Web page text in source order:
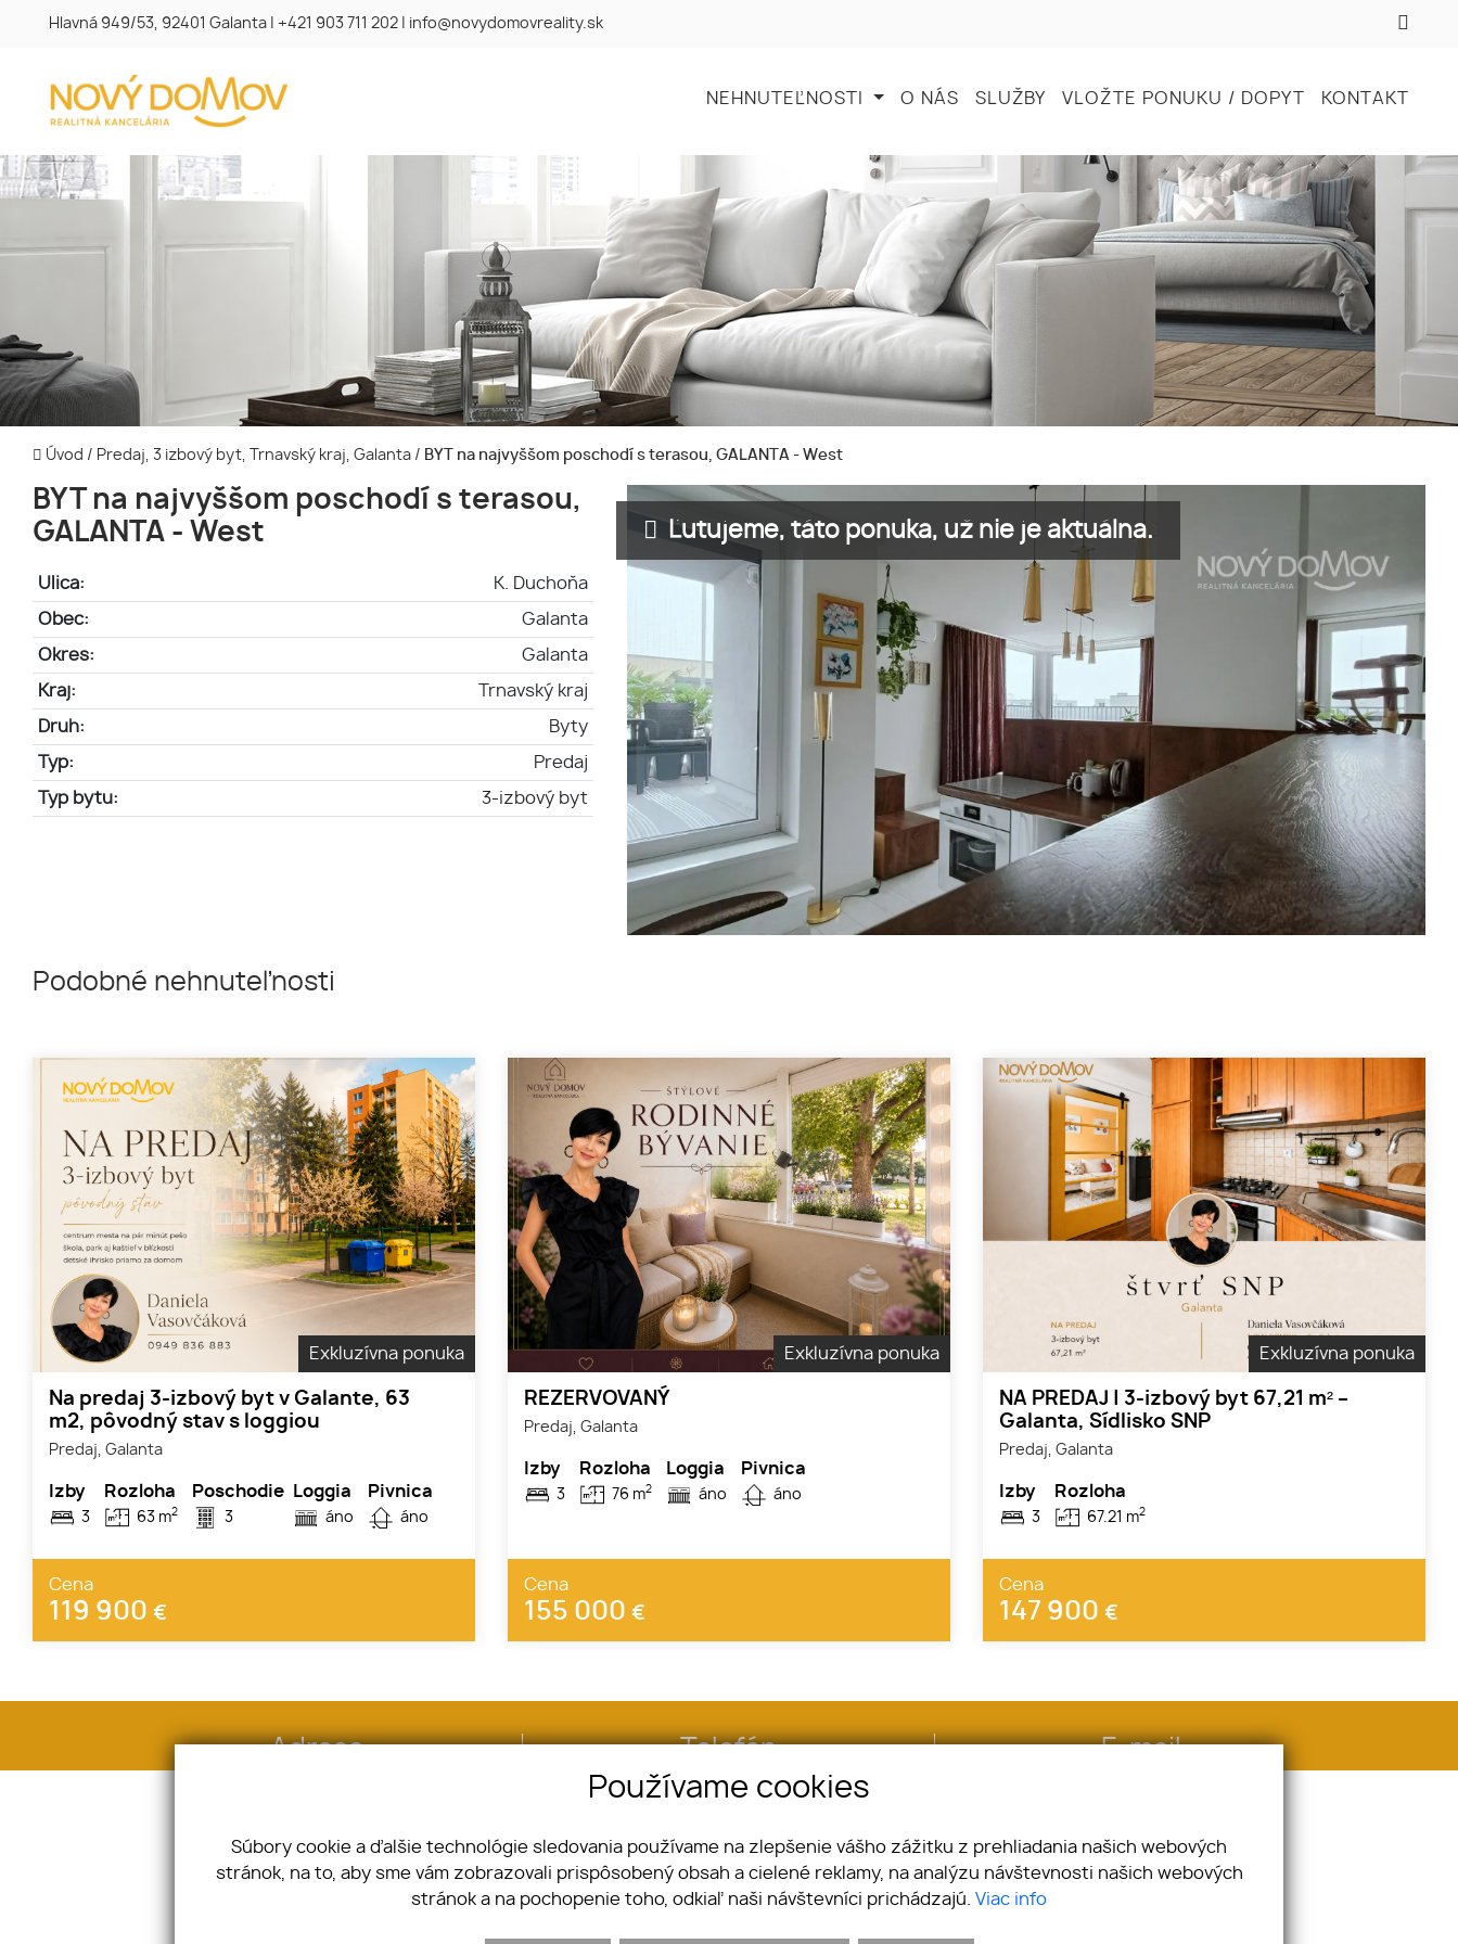
Hlavná 949/53, 92401 Galanta +421 903 711 202 info@novydomovreality.sk
NEHNUTEĽNOSTI O NÁS SLUŽBY VLOŽTE PONUKU / DOPYT KONTAKT
Úvod / Predaj, 3 izbový byt, Trnavský kraj, Galanta / BYT na najvyššom poschodí s terasou, GALANTA - West
BYT na najvyššom poschodí s terasou,
GALANTA - West
Ulica: K. Duchoňa
Obec: Galanta
Okres: Galanta
Kraj: Trnavský kraj
Druh: Byty
Typ: Predaj
Typ bytu: 3-izbový byt
Ľutujeme, táto ponuka, už nie je aktuálna.
Podobné nehnuteľnosti
Exkluzívna ponuka
Na predaj 3-izbový byt v Galante, 63
m2, pôvodný stav s loggiou
Predaj, Galanta
Izby
3
Rozloha
63 m2
Poschodie
3
Loggia
áno
Pivnica
áno
Cena
119 900 €
Exkluzívna ponuka
REZERVOVANÝ
Predaj, Galanta
Izby
3
Rozloha
76 m2
Loggia
áno
Pivnica
áno
Cena
155 000 €
Exkluzívna ponuka
NA PREDAJ | 3-izbový byt 67,21 m² –
Galanta, Sídlisko SNP
Predaj, Galanta
Izby
3
Rozloha
67.21 m2
Cena
147 900 €
Adresa Telefón E-mail
Nehnuteľnosti
Byty
GDPR
Používame cookies
Súbory cookie a ďalšie technológie sledovania používame na zlepšenie vášho zážitku z prehliadania našich webových
stránok, na to, aby sme vám zobrazovali prispôsobený obsah a cielené reklamy, na analýzu návštevnosti našich webových
stránok a na pochopenie toho, odkiaľ naši návštevníci prichádzajú. Viac info